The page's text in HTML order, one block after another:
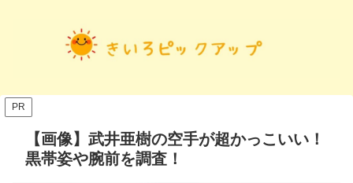
PR
【画像】武井亜樹の空手が超かっこいい！
黒帯姿や腕前を調査！